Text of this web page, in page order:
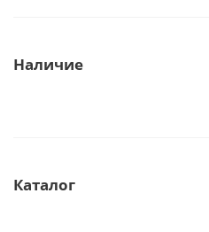
Наличие
Каталог